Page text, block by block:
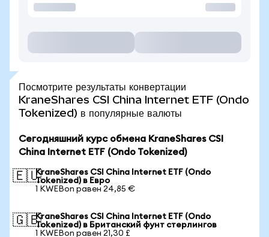
Посмотрите результаты конвертации
KraneShares CSI China Internet ETF (Ondo
Tokenized) в популярные валюты
Сегодняшний курс обмена KraneShares CSI
China Internet ETF (Ondo Tokenized)
🇪🇺KraneShares CSI China Internet ETF (Ondo
Tokenized) в Евро
1 KWEBon равен 24,85 €
🇬🇧KraneShares CSI China Internet ETF (Ondo
Tokenized) в Британский фунт стерлингов
1 KWEBon равен 21,30 £